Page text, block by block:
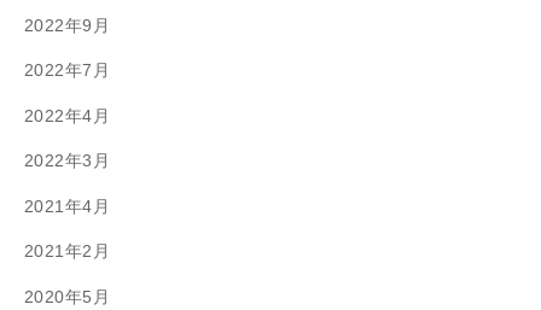
2022年9月
2022年7月
2022年4月
2022年3月
2021年4月
2021年2月
2020年5月